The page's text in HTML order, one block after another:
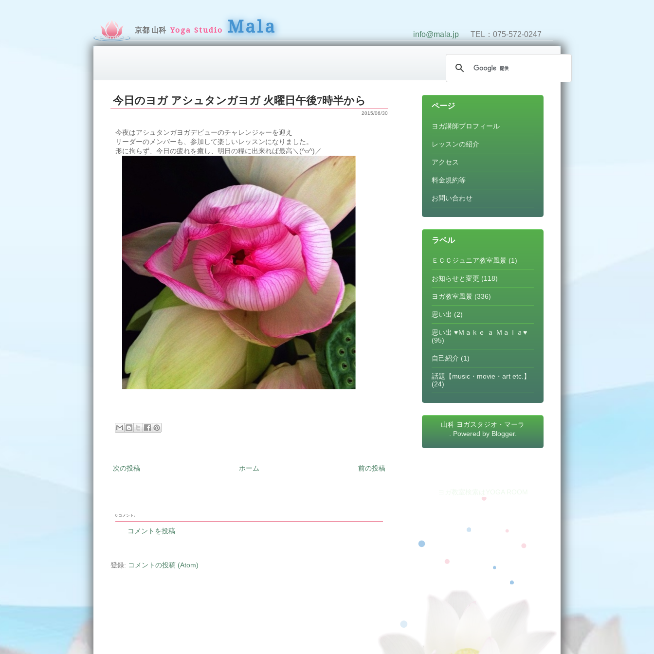
京都 山科 Yoga StudioMala info@mala.jp TEL：075-572-0247
2015/06/30
今日のヨガ アシュタンガヨガ 火曜日午後7時半から
今夜はアシュタンガヨガデビューのチャレンジゃーを迎え
リーダーのメンバーも、参加して楽しいレッスンになりました。
形に拘らず、今日の疲れを癒し、明日の糧に出来れば最高＼(^o^)／
次の投稿 前の投稿
ホーム
0 コメント:
コメントを投稿
登録: コメントの投稿 (Atom)
ページ
ヨガ講師プロフィール
レッスンの紹介
アクセス
料金規約等
お問い合わせ
ラベル
ＥＣＣジュニア教室風景 (1)
お知らせと変更 (118)
ヨガ教室風景 (336)
思い出 (2)
思い出 ♥Ｍａｋｅ ａ Ｍａｌａ♥
(95)
自己紹介 (1)
話題【music・movie・art etc.】
(24)
山科 ヨガスタジオ・マーラ
. Powered by Blogger.